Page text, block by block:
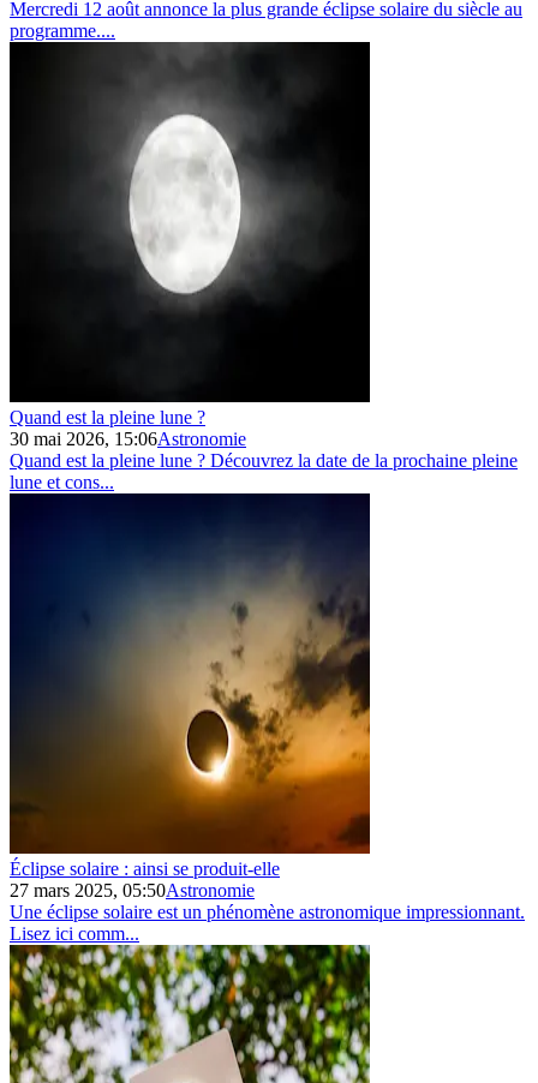
Mercredi 12 août annonce la plus grande éclipse solaire du siècle au
programme....
Quand est la pleine lune ?
30 mai 2026, 15:06Astronomie
Quand est la pleine lune ? Découvrez la date de la prochaine pleine
lune et cons...
Éclipse solaire : ainsi se produit‑elle
27 mars 2025, 05:50Astronomie
Une éclipse solaire est un phénomène astronomique impressionnant.
Lisez ici comm...